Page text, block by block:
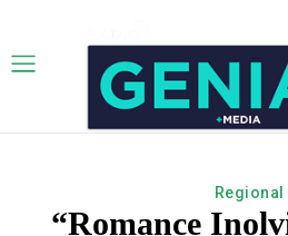
Regional
“Romance